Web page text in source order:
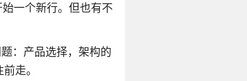
一个新行。但也有不
：产品选择，架构的
走。